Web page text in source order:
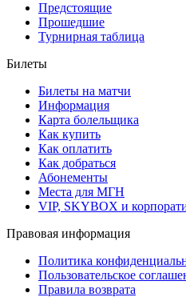
Предстоящие
Прошедшие
Турнирная таблица
Билеты
Билеты на матчи
Информация
Карта болельщика
Как купить
Как оплатить
Как добраться
Абонементы
Места для МГН
VIP, SKYBOX и
Правовая информация
Политика
Пользовательское
Правила возврата